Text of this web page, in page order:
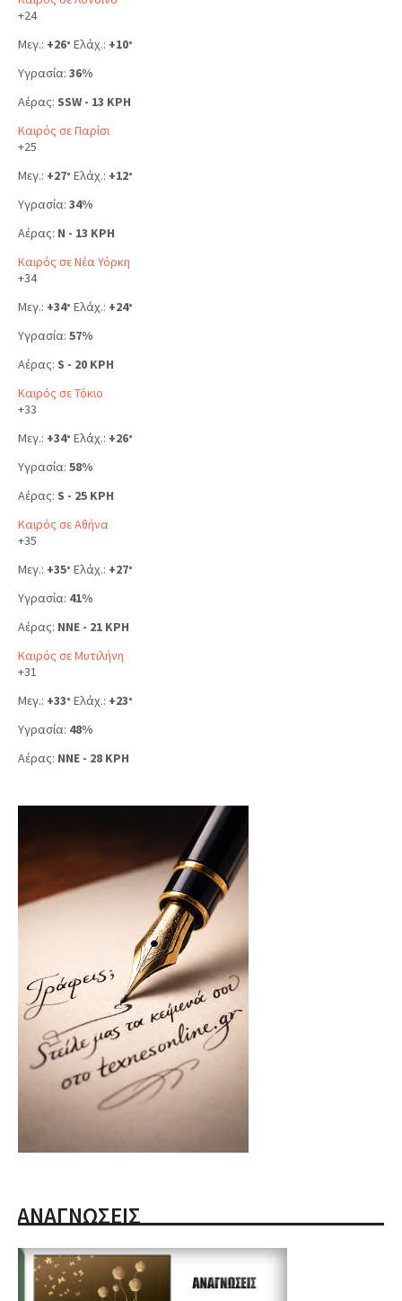
+24
Μεγ.: +26° Ελάχ.: +10°
Υγρασία: 36%
Αέρας: SSW - 13 KPH
Καιρός σε Παρίσι
+25
Μεγ.: +27° Ελάχ.: +12°
Υγρασία: 34%
Αέρας: N - 13 KPH
Καιρός σε Νέα Υόρκη
+34
Μεγ.: +34° Ελάχ.: +24°
Υγρασία: 57%
Αέρας: S - 20 KPH
Καιρός σε Τόκιο
+33
Μεγ.: +34° Ελάχ.: +26°
Υγρασία: 58%
Αέρας: S - 25 KPH
Καιρός σε Αθήνα
+35
Μεγ.: +35° Ελάχ.: +27°
Υγρασία: 41%
Αέρας: NNE - 21 KPH
Καιρός σε Μυτιλήνη
+31
Μεγ.: +33° Ελάχ.: +23°
Υγρασία: 48%
Αέρας: NNE - 28 KPH
ΑΝΑΓΝΩΣΕΙΣ